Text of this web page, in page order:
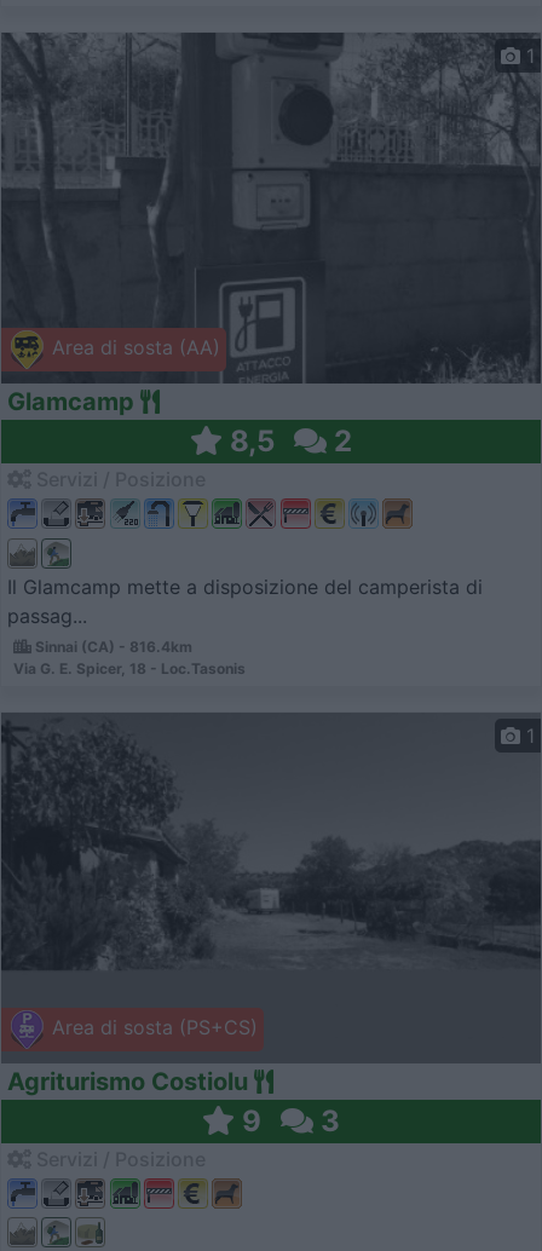
Area di sosta (AA)
1
Glamcamp
8,5 2
Il Glamcamp mette a disposizione del camperista di
passag...
Sinnai (CA) - 816.4km
Via G. E. Spicer, 18 - Loc.Tasonis
Area di sosta (PS+CS)
1
Agriturismo Costiolu
9 3